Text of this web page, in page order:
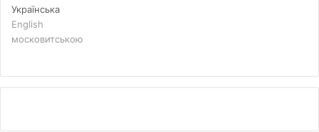
Українська
English
московитською